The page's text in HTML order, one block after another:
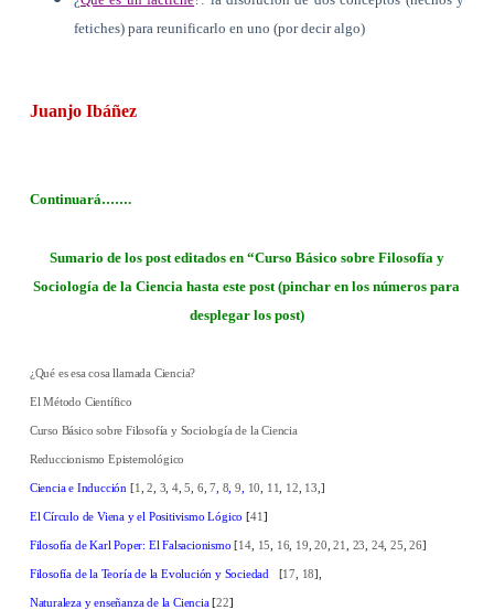
fetiches) para reunificarlo en uno (por decir algo)
Juanjo Ibáñez
Continuará…….
Sumario de los post editados en “Curso Básico sobre Filosofía y
Sociología de la Ciencia hasta este post (pinchar en los números para
desplegar los post)
¿Qué es esa cosa llamada Ciencia?
El Método Científico
Curso Básico sobre Filosofía y Sociología de la Ciencia
Reduccionismo Epistemológico
Ciencia e Inducción [1 ,2 3 4,5 6 7 8 ,9 10 11 12 13 ,]
El Círculo de Viena y el Positivismo Lógico [41 ]
Filosofía de Karl Poper: El Falsacionismo [14, 15 16 19 ,20 ,21 23 24,25 ,26]
Filosofía de la Teoría de la Evolución y Sociedad [17 18],
Naturaleza y enseñanza de la Ciencia[22]